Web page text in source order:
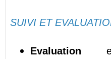
SUIVI ET
Evaluation